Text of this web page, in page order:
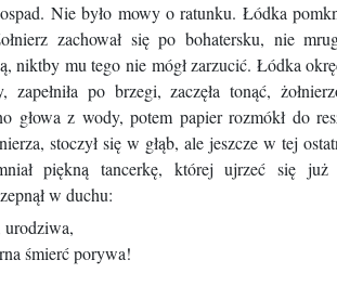
Nie było mowy o ratunku. Łódka
zachował się po bohatersku, nie
niktby mu tego nie mógł zarzucić. Łódka
po brzegi, zaczęła tonąć,
głowa z wody, potem papier rozmókł do
stoczył się w głąb, ale jeszcze w tej
piękną tancerkę, której ujrzeć się już
w duchu:
urodziwa,
śmierć porywa!